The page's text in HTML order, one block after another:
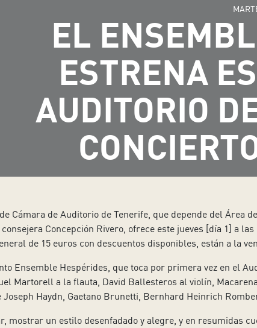
EL
ESTRENA
AUDITORIO
Cámara de Auditorio de Tenerife, que depende del Área
Concepción Rivero, ofrece este jueves [día 1] a
de 15 euros con descuentos disponibles, están a la
Ensemble Hespérides, que toca por primera vez en el
Martorell a la flauta, David Ballesteros al violín,
Joseph Haydn, Gaetano Brunetti, Bernhard Heinrich
mostrar un estilo desenfadado y alegre, y en resumidas